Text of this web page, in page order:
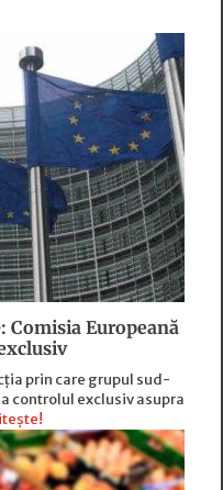
Comisia Europeană
prin care grupul sud-
controlul exclusiv asupra